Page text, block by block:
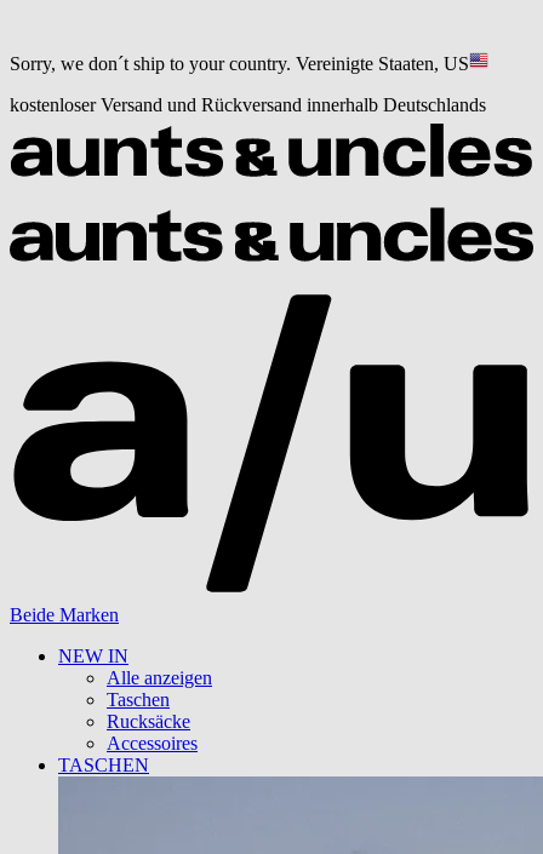
Sorry, we don´t ship to your country. Vereinigte Staaten, US
kostenloser Versand und Rückversand innerhalb Deutschlands
Beide Marken
NEW IN
Alle anzeigen
Taschen
Rucksäcke
Accessoires
TASCHEN